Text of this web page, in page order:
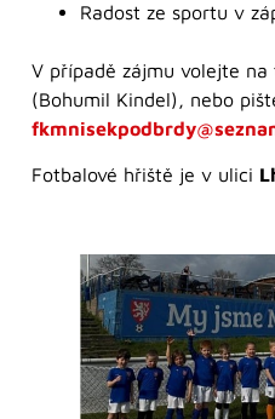
Radost ze sportu v
V případě zájmu volejte na
(Bohumil Kindel), nebo
Fotbalové hřiště je v ulici